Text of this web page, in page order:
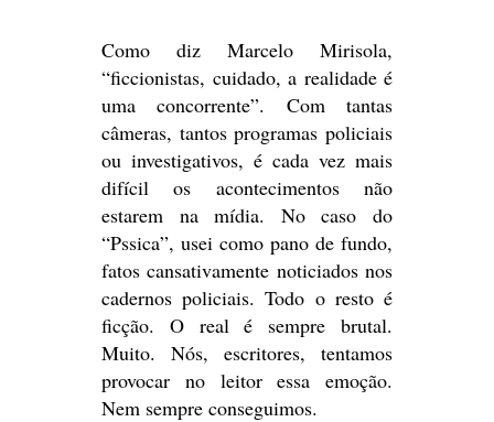
Como diz Marcelo Mirisola,
“ficcionistas, cuidado, a realidade é
uma concorrente”. Com tantas
câmeras, tantos programas policiais
ou investigativos, é cada vez mais
difícil os acontecimentos não
estarem na mídia. No caso do
“Pssica”, usei como pano de fundo,
fatos cansativamente noticiados nos
cadernos policiais. Todo o resto é
ficção. O real é sempre brutal.
Muito. Nós, escritores, tentamos
provocar no leitor essa emoção.
Nem sempre conseguimos.